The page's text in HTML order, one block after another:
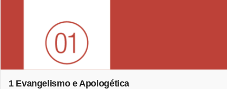
1 Evangelismo e Apologética